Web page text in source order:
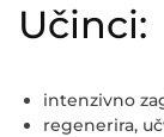
Učinci:
intenzivno
regenerira,